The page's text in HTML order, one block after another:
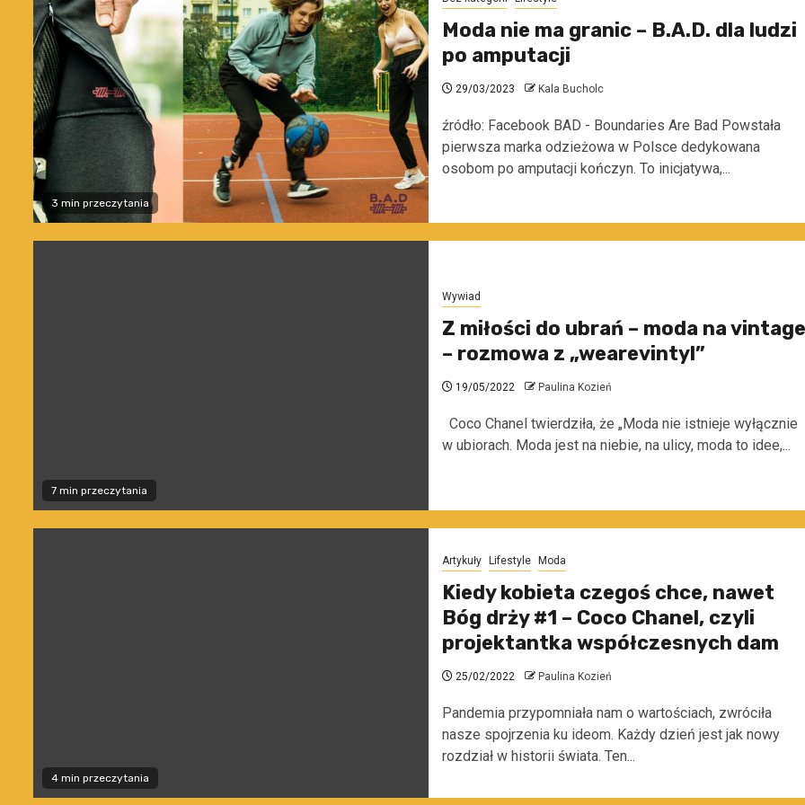
3 min przeczytania
Moda nie ma granic – B.A.D. dla ludzi
po amputacji
29/03/2023 Kala Bucholc
źródło: Facebook BAD - Boundaries Are Bad Powstała
pierwsza marka odzieżowa w Polsce dedykowana
osobom po amputacji kończyn. To inicjatywa,...
7 min przeczytania
Wywiad
Z miłości do ubrań – moda na vintage
– rozmowa z „wearevintyl”
19/05/2022 Paulina Kozień
Coco Chanel twierdziła, że „Moda nie istnieje wyłącznie
w ubiorach. Moda jest na niebie, na ulicy, moda to idee,...
4 min przeczytania
Artykuły Lifestyle Moda
Kiedy kobieta czegoś chce, nawet
Bóg drży #1 – Coco Chanel, czyli
projektantka współczesnych dam
25/02/2022 Paulina Kozień
Pandemia przypomniała nam o wartościach, zwróciła
nasze spojrzenia ku ideom. Każdy dzień jest jak nowy
rozdział w historii świata. Ten...